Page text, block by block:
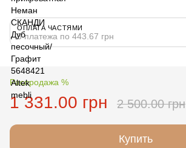
ОПЛАТА ЧАСТЯМИ
3 платежа по 443.67 грн
Распродажа %
1 331.00 грн 2 500.00 грн
Купить